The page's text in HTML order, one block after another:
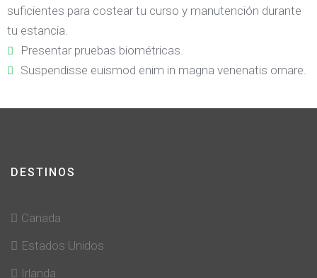
suficientes para costear tu curso y manutención durante
tu estancia.
Presentar pruebas biométricas.
Suspendisse euismod enim in magna venenatis ornare.
DESTINOS
Canada
Estados Unidos
Irlanda